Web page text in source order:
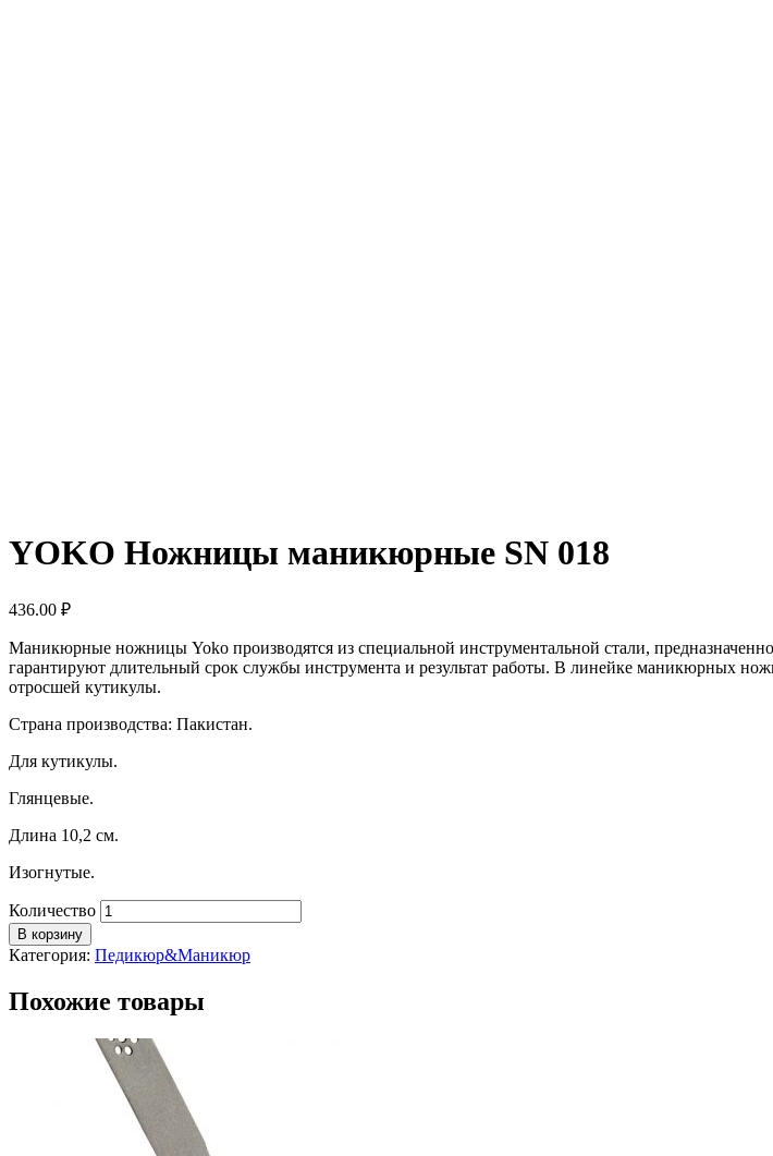
YOKO Ножницы маникюрные SN 018
436.00 ₽
Маникюрные ножницы Yoko производятся из специальной инструментальной стали,
гарантируют длительный срок службы инструмента и результат работы. В линейке маникюрных
отросшей кутикулы.
Страна производства: Пакистан.
Для кутикулы.
Глянцевые.
Длина 10,2 см.
Изогнутые.
Количество
В корзину
Категория: Педикюр&Маникюр
Похожие товары